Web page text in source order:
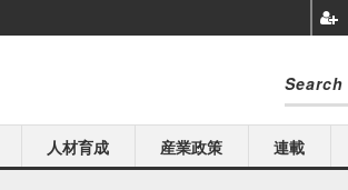
人材育成 産業政策 連載